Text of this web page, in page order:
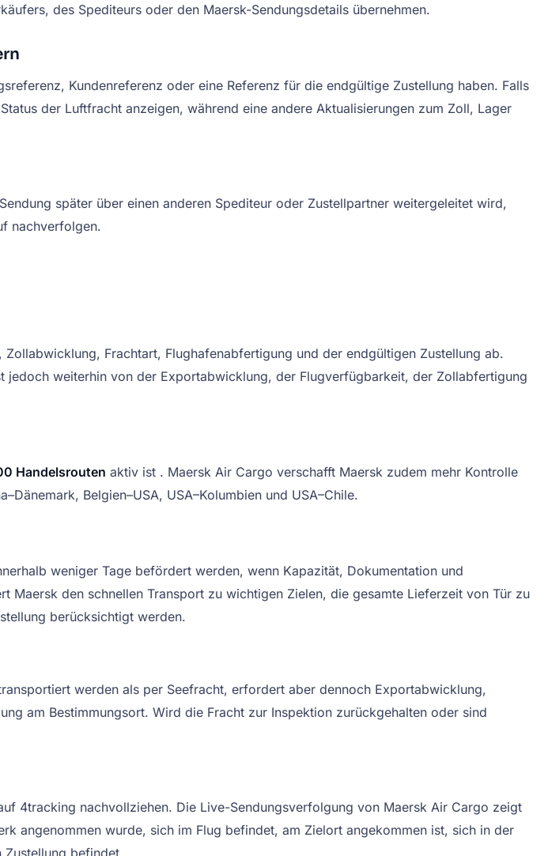
des Spediteurs oder den Maersk-Sendungsdetails übernehmen.
Kundenreferenz oder eine Referenz für die endgültige Zustellung haben. Falls
der Luftfracht anzeigen, während eine andere Aktualisierungen zum Zoll, Lager
später über einen anderen Spediteur oder Zustellpartner weitergeleitet wird,
nachverfolgen.
Frachtart, Flughafenabfertigung und der endgültigen Zustellung ab.
weiterhin von der Exportabwicklung, der Flugverfügbarkeit, der Zollabfertigung
Handelsrouten aktiv ist . Maersk Air Cargo verschafft Maersk zudem mehr Kontrolle
Belgien–USA, USA–Kolumbien und USA–Chile.
weniger Tage befördert werden, wenn Kapazität, Dokumentation und
den schnellen Transport zu wichtigen Zielen, die gesamte Lieferzeit von Tür zu
berücksichtigt werden.
werden als per Seefracht, erfordert aber dennoch Exportabwicklung,
am Bestimmungsort. Wird die Fracht zur Inspektion zurückgehalten oder sind
4tracking nachvollziehen. Die Live-Sendungsverfolgung von Maersk Air Cargo zeigt
angenommen wurde, sich im Flug befindet, am Zielort angekommen ist, sich in der